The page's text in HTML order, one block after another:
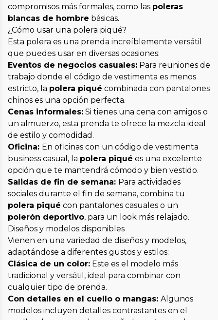
compromisos más formales, como las poleras
blancas de hombre básicas.
¿Cómo usar una polera piqué?
Esta polera es una prenda increíblemente versátil
que puedes usar en diversas ocasiones:
Eventos de negocios casuales: Para reuniones de
trabajo donde el código de vestimenta es menos
estricto, la polera piqué combinada con pantalones
chinos es una opción perfecta.
Cenas informales: Si tienes una cena con amigos o
un almuerzo, esta prenda te ofrece la mezcla ideal
de estilo y comodidad.
Oficina: En oficinas con un código de vestimenta
business casual, la polera piqué es una excelente
opción que te mantendrá cómodo y bien vestido.
Salidas de fin de semana: Para actividades
sociales durante el fin de semana, combina tu
polera piqué con pantalones casuales o un
polerón deportivo, para un look más relajado.
Diseños y modelos disponibles
Vienen en una variedad de diseños y modelos,
adaptándose a diferentes gustos y estilos:
Clásica de un color: Este es el modelo más
tradicional y versátil, ideal para combinar con
cualquier tipo de prenda.
Con detalles en el cuello o mangas: Algunos
modelos incluyen detalles contrastantes en el